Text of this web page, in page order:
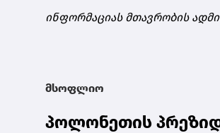
ინფორმაციას მთავრობის
მსოფლიო
პოლონეთის